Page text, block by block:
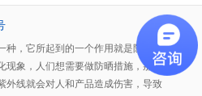
都会添加保温板专用荧光增白剂来提
种，它所起到的一个作用就是防止紫
现象，人们想需要做防晒措施，那么
外线就会对人和产品造成伤害，导致